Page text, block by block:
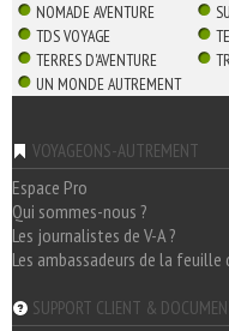
NOMADE AVENTURE
TDS VOYAGE
TERRES D'AVENTURE
UN MONDE AUTREMENT
VOYAGEONS-AUTREMENT
Espace Pro
Qui sommes-nous ?
Les journalistes de V-A ?
Les ambassadeurs de la feuille
SUPPORT CLIENT &